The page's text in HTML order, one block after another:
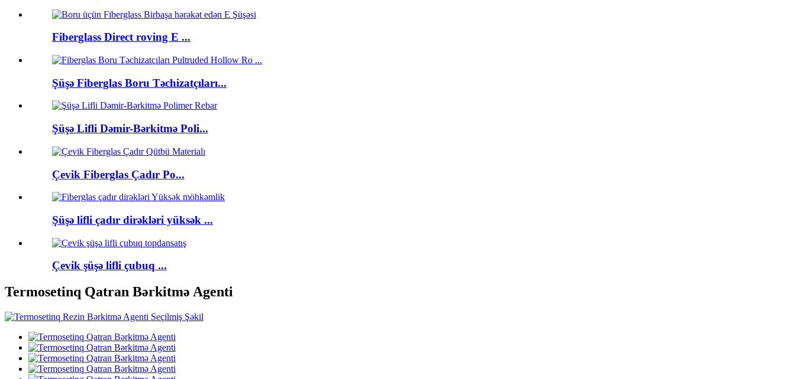
Fiberglass Direct roving E ...
Şüşə Fiberglas Boru Təchizatçıları...
Şüşə Lifli Dəmir-Bərkitmə Poli...
Çevik Fiberglas Çadır Po...
Şüşə lifli çadır dirəkləri yüksək ...
Çevik şüşə lifli çubuq ...
Termosetinq Qatran Bərkitmə Agenti